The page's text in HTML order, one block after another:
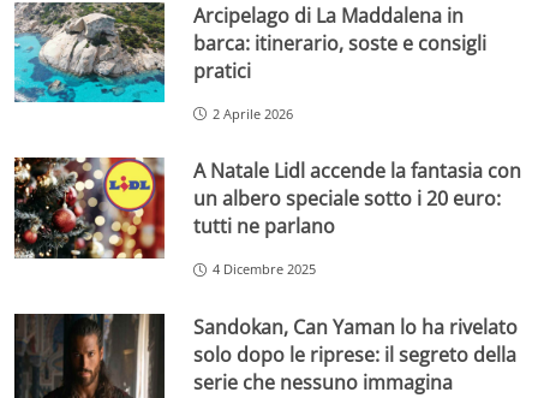
Arcipelago di La Maddalena in
barca: itinerario, soste e consigli
pratici
2 Aprile 2026
A Natale Lidl accende la fantasia con
un albero speciale sotto i 20 euro:
tutti ne parlano
4 Dicembre 2025
Sandokan, Can Yaman lo ha rivelato
solo dopo le riprese: il segreto della
serie che nessuno immagina